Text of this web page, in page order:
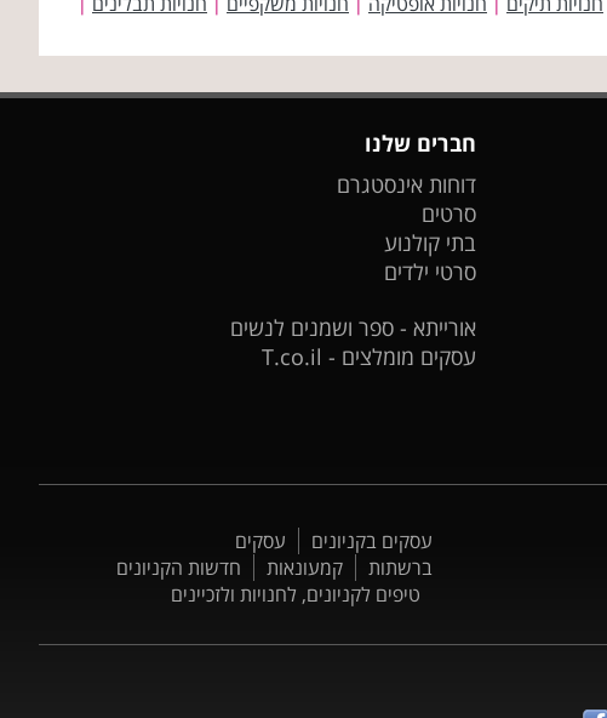
חברים שלנו
דוחות אינסטגרם
סרטים
בתי קולנוע
סרטי ילדים
אורייתא - ספר ושמנים לנשים
עסקים מומלצים - T.co.il
עסקים בקניונים
עסקים
ברשתות
קמעונאות
חדשות הקניונים
טיפים לקניונים, לחנויות ולזכיינים